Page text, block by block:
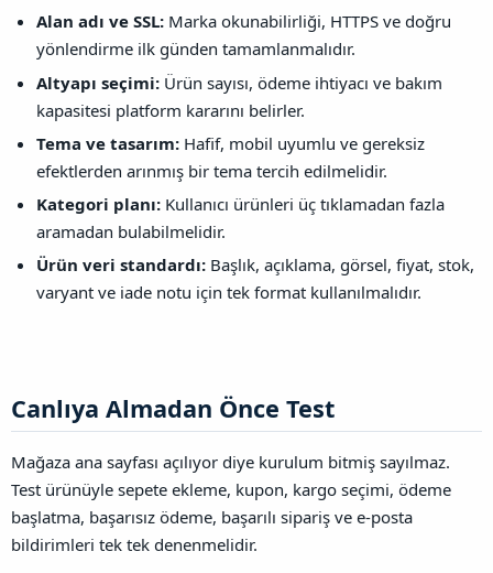
Alan adı ve SSL: Marka okunabilirliği, HTTPS ve doğru
yönlendirme ilk günden tamamlanmalıdır.
Altyapı seçimi: Ürün sayısı, ödeme ihtiyacı ve bakım
kapasitesi platform kararını belirler.
Tema ve tasarım: Hafif, mobil uyumlu ve gereksiz
efektlerden arınmış bir tema tercih edilmelidir.
Kategori planı: Kullanıcı ürünleri üç tıklamadan fazla
aramadan bulabilmelidir.
Ürün veri standardı: Başlık, açıklama, görsel, fiyat, stok,
varyant ve iade notu için tek format kullanılmalıdır.
Canlıya Almadan Önce Test​
Mağaza ana sayfası açılıyor diye kurulum bitmiş sayılmaz.
Test ürünüyle sepete ekleme, kupon, kargo seçimi, ödeme
başlatma, başarısız ödeme, başarılı sipariş ve e-posta
bildirimleri tek tek denenmelidir.